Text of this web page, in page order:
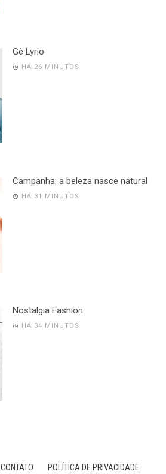
Gê Lyrio
HÁ 26 MINUTOS
Campanha: a beleza nasce natural
HÁ 31 MINUTOS
Nostalgia Fashion
HÁ 34 MINUTOS
CONTATO POLÍTICA DE PRIVACIDADE